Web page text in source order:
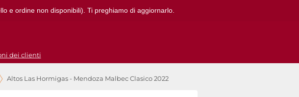
e ordine non disponibili). Ti preghiamo di aggiornarlo.
dei clienti
Altos Las Hormigas - Mendoza Malbec Clasico 2022